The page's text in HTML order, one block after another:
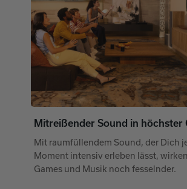
Mitreißender Sound in höchster
Mit raumfüllendem Sound, der Dich
Moment intensiv erleben lässt,
Games und Musik noch fesselnder.